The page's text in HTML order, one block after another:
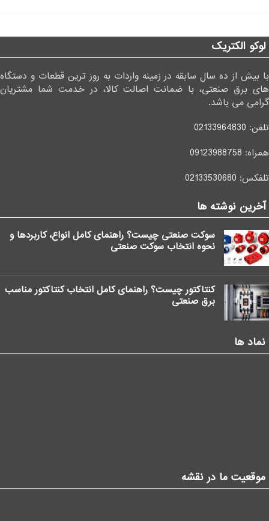
وزن: 23.7kg
لوکو الکتریک
با بیش از ده سال سابقه در زمینه واردات به روز ترین قطعات و دستگاه
های برق صنعتی، با ضمانت اصالت کالا، در خدمت شما مشتریان
گرامی می باشد.
تلفن: 02133964830
همراه: 09123988758
تلفکس: 02133530680
آخرین نوشته ها
سوکت صنعتی چیست؟ راهنمای کامل انواع، کاربردها و
نحوه انتخاب سوکت صنعتی
کنتاکتور چیست؟ راهنمای کامل انتخاب کنتاکتور مناسب
برق صنعتی
نماد ها
موقعیت ما در نقشه